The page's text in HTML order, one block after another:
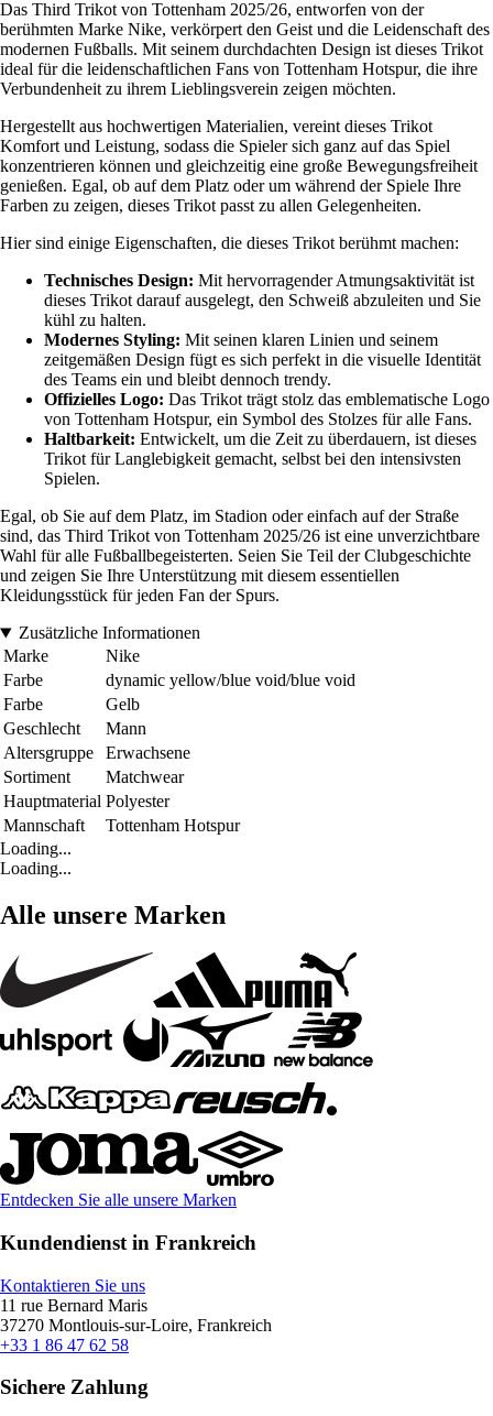
Das Third Trikot von Tottenham 2025/26, entworfen von der
berühmten Marke Nike, verkörpert den Geist und die Leidenschaft des
modernen Fußballs. Mit seinem durchdachten Design ist dieses Trikot
ideal für die leidenschaftlichen Fans von Tottenham Hotspur, die ihre
Verbundenheit zu ihrem Lieblingsverein zeigen möchten.
Hergestellt aus hochwertigen Materialien, vereint dieses Trikot
Komfort und Leistung, sodass die Spieler sich ganz auf das Spiel
konzentrieren können und gleichzeitig eine große Bewegungsfreiheit
genießen. Egal, ob auf dem Platz oder um während der Spiele Ihre
Farben zu zeigen, dieses Trikot passt zu allen Gelegenheiten.
Hier sind einige Eigenschaften, die dieses Trikot berühmt machen:
Technisches Design: Mit hervorragender Atmungsaktivität ist
dieses Trikot darauf ausgelegt, den Schweiß abzuleiten und Sie
kühl zu halten.
Modernes Styling: Mit seinen klaren Linien und seinem
zeitgemäßen Design fügt es sich perfekt in die visuelle Identität
des Teams ein und bleibt dennoch trendy.
Offizielles Logo: Das Trikot trägt stolz das emblematische Logo
von Tottenham Hotspur, ein Symbol des Stolzes für alle Fans.
Haltbarkeit: Entwickelt, um die Zeit zu überdauern, ist dieses
Trikot für Langlebigkeit gemacht, selbst bei den intensivsten
Spielen.
Egal, ob Sie auf dem Platz, im Stadion oder einfach auf der Straße
sind, das Third Trikot von Tottenham 2025/26 ist eine unverzichtbare
Wahl für alle Fußballbegeisterten. Seien Sie Teil der Clubgeschichte
und zeigen Sie Ihre Unterstützung mit diesem essentiellen
Kleidungsstück für jeden Fan der Spurs.
Zusätzliche Informationen
Marke
Nike
Farbe
dynamic yellow/blue void/blue void
Farbe
Gelb
Geschlecht
Mann
Altersgruppe
Erwachsene
Sortiment
Matchwear
Hauptmaterial Polyester
Mannschaft
Tottenham Hotspur
Loading...
Loading...
Alle unsere Marken
Entdecken Sie alle unsere Marken
Kundendienst in Frankreich
Kontaktieren Sie uns
11 rue Bernard Maris
37270 Montlouis-sur-Loire, Frankreich
+33 1 86 47 62 58
Sichere Zahlung